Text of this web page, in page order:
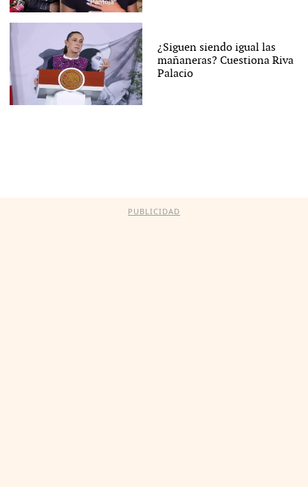
¿Siguen siendo igual las
mañaneras? Cuestiona Riva
Palacio
PUBLICIDAD